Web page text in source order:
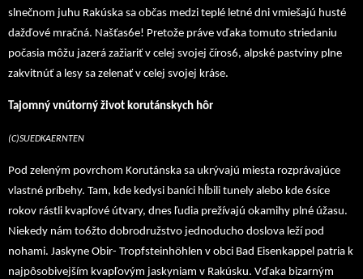
slnečnom juhu Rakúska sa občas medzi teplé letné dni vmiešajú husté
dažďové mračná. Našťas6e! Pretože práve vďaka tomuto striedaniu
počasia môžu jazerá zažiariť v celej svojej číros6, alpské pastviny plne
zakvitnúť a lesy sa zelenať v celej svojej kráse.
Tajomný vnútorný život korutánskych hôr
(C)SUEDKAERNTEN
Pod zeleným povrchom Korutánska sa ukrývajú miesta rozprávajúce
vlastné príbehy. Tam, kde kedysi baníci hĺbili tunely alebo kde 6síce
rokov rástli kvapľové útvary, dnes ľudia prežívajú okamihy plné úžasu.
Niekedy nám to6žto dobrodružstvo jednoducho doslova leží pod
nohami. Jaskyne Obir- Tropfsteinhöhlen v obci Bad Eisenkappel patria k
najpôsobivejším kvapľovým jaskyniam v Rakúsku. Vďaka bizarným